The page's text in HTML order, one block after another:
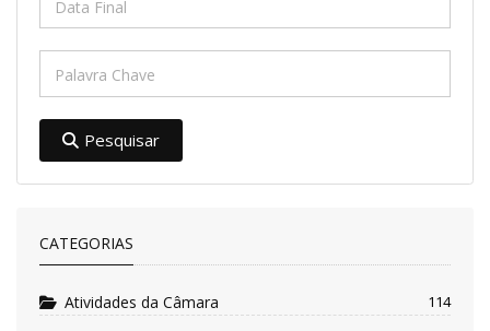
Pesquisar
CATEGORIAS
Atividades da Câmara 114